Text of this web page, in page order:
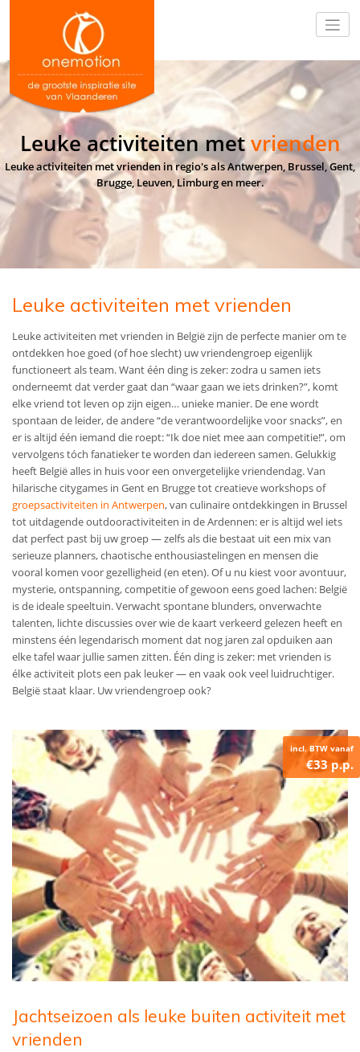
Leuke activiteiten metvrienden
Leuke activiteiten met vrienden in regio's als Antwerpen, Brussel, Gent,
Brugge, Leuven, Limburg en meer.
Leuke activiteiten met vrienden
Leuke activiteiten met vrienden in België zijn de perfecte manier om te
ontdekken hoe goed (of hoe slecht) uw vriendengroep eigenlijk
functioneert als team. Want één ding is zeker: zodra u samen iets
onderneemt dat verder gaat dan “waar gaan we iets drinken?”, komt
elke vriend tot leven op zijn eigen… unieke manier. De ene wordt
spontaan de leider, de andere “de verantwoordelijke voor snacks”, en
er is altijd één iemand die roept: “Ik doe niet mee aan competitie!”, om
vervolgens tóch fanatieker te worden dan iedereen samen. Gelukkig
heeft België alles in huis voor een onvergetelijke vriendendag. Van
hilarische citygames in Gent en Brugge tot creatieve workshops of
groepsactiviteiten in Antwerpen, van culinaire ontdekkingen in Brussel
tot uitdagende outdooractiviteiten in de Ardennen: er is altijd wel iets
dat perfect past bij uw groep — zelfs als die bestaat uit een mix van
serieuze planners, chaotische enthousiastelingen en mensen die
vooral komen voor gezelligheid (en eten). Of u nu kiest voor avontuur,
mysterie, ontspanning, competitie of gewoon eens goed lachen: België
is de ideale speeltuin. Verwacht spontane blunders, onverwachte
talenten, lichte discussies over wie de kaart verkeerd gelezen heeft en
minstens één legendarisch moment dat nog jaren zal opduiken aan
elke tafel waar jullie samen zitten. Één ding is zeker: met vrienden is
élke activiteit plots een pak leuker — en vaak ook veel luidruchtiger.
België staat klaar. Uw vriendengroep ook?
incl. BTW vanaf
€33 p.p.
Jachtseizoen als leuke buiten activiteit met
vrienden